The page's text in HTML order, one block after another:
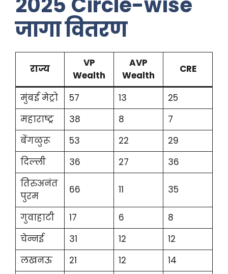
जागा वितरण
राज्य
VP
Wealth
AVP
Wealth
CRE
मुंबई मेट्रो 57 13
25
महाराष्ट्र
38 8
7
बेंगळुरू
53 22
29
दिल्ली
36 27
36
तिरुअनंत
पुरम
66 11 35
गुवाहाटी 17 6
8
चेन्नई
31 12
12
लखनऊ
21 12
14